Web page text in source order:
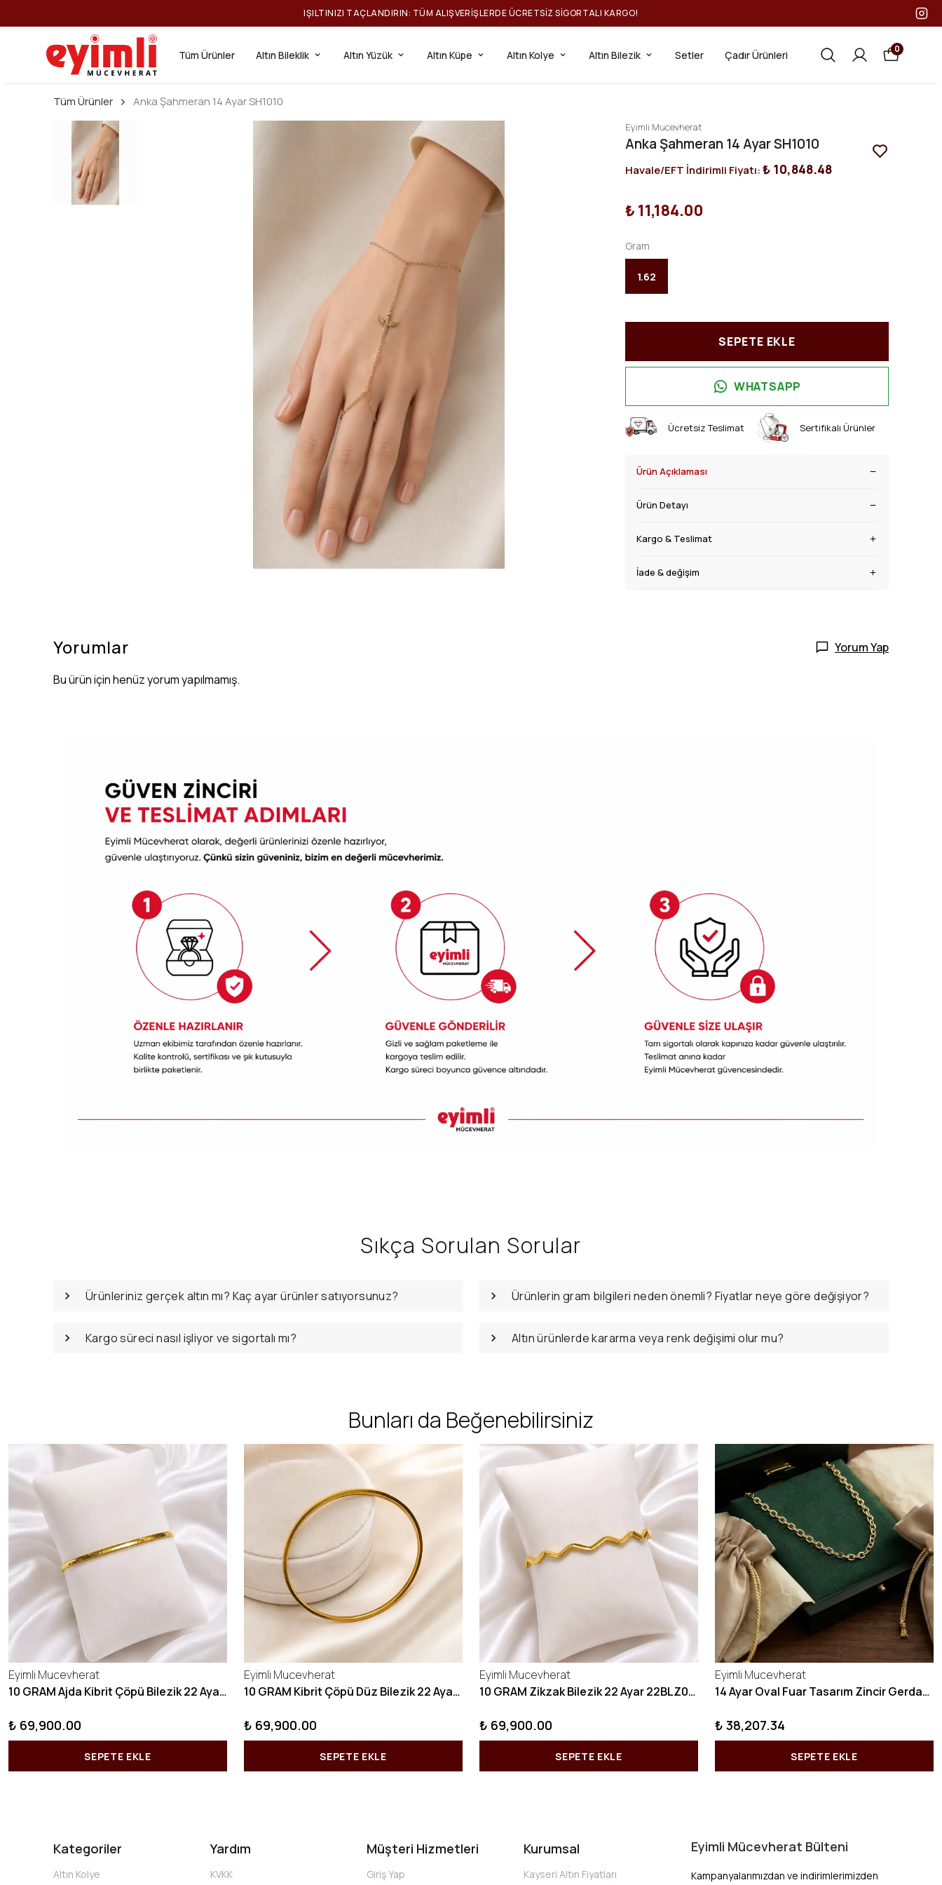
IŞILTINIZI TAÇLANDIRIN: TÜM ALIŞVERIŞLERDE ÜCRETSIZ SIGORTALI KARGO!
Tüm Ürünler Altın Bileklik Altın Yüzük Altın Küpe Altın Kolye Altın Bilezik Setler Çadır Ürünleri 0
Tüm Ürünler Anka Şahmeran 14 Ayar SH1010
Eyimli Mucevherat
Anka Şahmeran 14 Ayar SH1010
Havale/EFT İndirimli Fiyatı:₺ 10,848.48
₺ 11,184.00
Gram
1.62
SEPETE EKLE
WHATSAPP
Ücretsiz Teslimat Sertifikalı Ürünler
Ürün Açıklaması
Ürün Detayı
Kargo & Teslimat
İade & değişim
Yorumlar Yorum Yap
Bu ürün için henüz yorum yapılmamış.
Sıkça Sorulan Sorular
Ürünleriniz gerçek altın mı? Kaç ayar ürünler satıyorsunuz? Ürünlerin gram bilgileri neden önemli? Fiyatlar neye göre değişiyor?
Kargo süreci nasıl işliyor ve sigortalı mı? Altın ürünlerde kararma veya renk değişimi olur mu?
Bunları da Beğenebilirsiniz
Eyimli Mucevherat
10 GRAM Ajda Kibrit Çöpü Bilezik 22 Ayar 22BLZ003
₺ 69,900.00
SEPETE EKLE
Eyimli Mucevherat
10 GRAM Kibrit Çöpü Düz Bilezik 22 Ayar 22BLZ001
₺ 69,900.00
SEPETE EKLE
Eyimli Mucevherat
10 GRAM Zikzak Bilezik 22 Ayar 22BLZ004
₺ 69,900.00
SEPETE EKLE
Eyimli Mucevherat
14 Ayar Oval Fuar Tasarım Zincir Gerdanlık KY1071
₺ 38,207.34
SEPETE EKLE
Kategoriler
Altın Kolye
Yardım
KVKK
Müşteri Hizmetleri
Giriş Yap
Kurumsal
Kayseri Altın Fiyatları
Eyimli Mücevherat Bülteni
Kampanyalarımızdan ve indirimlerimizden